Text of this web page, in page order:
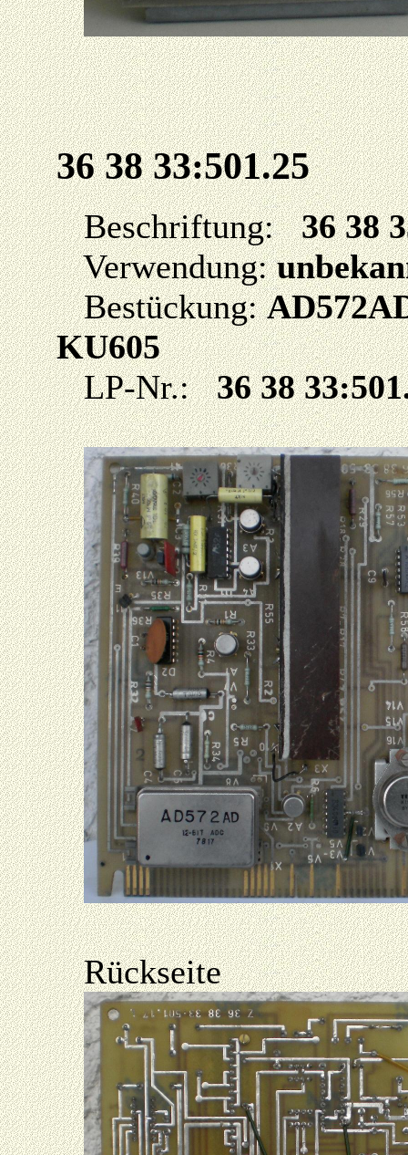
36 38 33:501.25
Beschriftung:36 38
Verwendung:
Bestückung:
KU605
LP-Nr.:36 38
Rückseite